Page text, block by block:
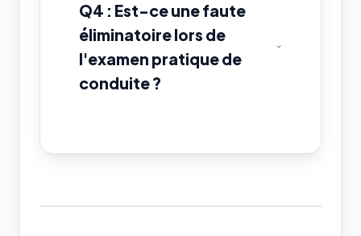
Q4 : Est-ce une faute
éliminatoire lors de
l'examen pratique de
conduite ?